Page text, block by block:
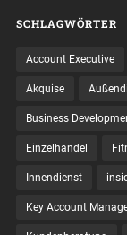
SCHLAGWÖRTER
Account Executive
Akquise
Business
Einzelhandel
Innendienst
Key Account